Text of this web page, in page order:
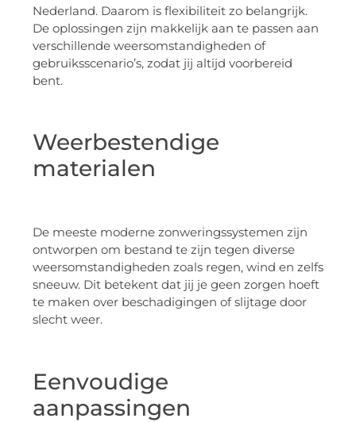
Nederland. Daarom is flexibiliteit zo belangrijk.
De oplossingen zijn makkelijk aan te passen aan
verschillende weersomstandigheden of
gebruiksscenario’s, zodat jij altijd voorbereid
bent.
Weerbestendige
materialen
De meeste moderne zonweringssystemen zijn
ontworpen om bestand te zijn tegen diverse
weersomstandigheden zoals regen, wind en zelfs
sneeuw. Dit betekent dat jij je geen zorgen hoeft
te maken over beschadigingen of slijtage door
slecht weer.
Eenvoudige
aanpassingen